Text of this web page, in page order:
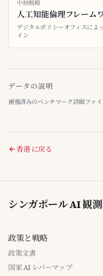
中核戦略
人工知能倫理フレーム
デジタルポリシーオフィスによ
イン
データの説明
補強済みのベンチマーク詳細ファイ
香港 に戻る
シンガポール AI 観測
政策と戦略
政策文書
国家 AI レバーマップ